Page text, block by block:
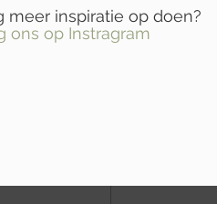
meer inspiratie op doen?
ons op Instragram